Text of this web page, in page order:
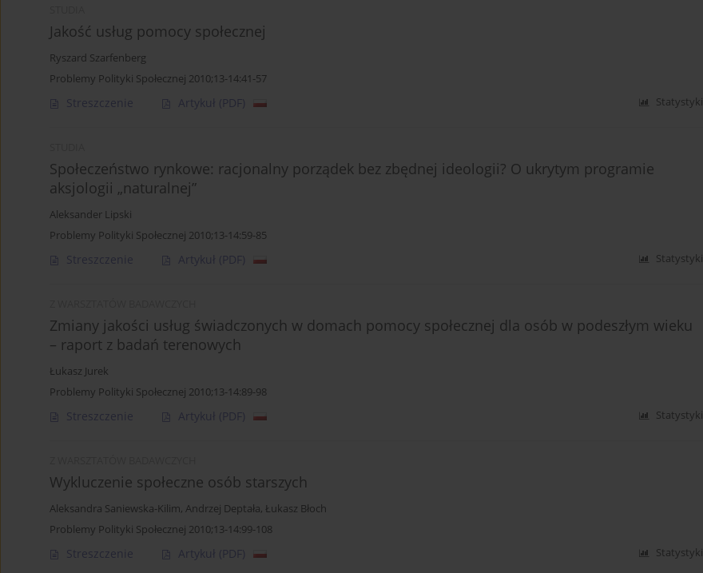
Jakość usług pomocy społecznej
Ryszard Szarfenberg
Problemy Polityki Społecznej 2010;13-14:41-57
Streszczenie Artykuł (PDF) Statystyki
Społeczeństwo rynkowe: racjonalny porządek bez zbędnej ideologii? O ukrytym programie
aksjologii „naturalnej”
Aleksander Lipski
Problemy Polityki Społecznej 2010;13-14:59-85
Streszczenie Artykuł (PDF) Statystyki
Zmiany jakości usług świadczonych w domach pomocy społecznej dla osób w podeszłym wieku
– raport z badań terenowych
Łukasz Jurek
Problemy Polityki Społecznej 2010;13-14:89-98
Streszczenie Artykuł (PDF) Statystyki
Wykluczenie społeczne osób starszych
Aleksandra Saniewska-Kilim, Andrzej Deptała, Łukasz Błoch
Problemy Polityki Społecznej 2010;13-14:99-108
Streszczenie Artykuł (PDF) Statystyki